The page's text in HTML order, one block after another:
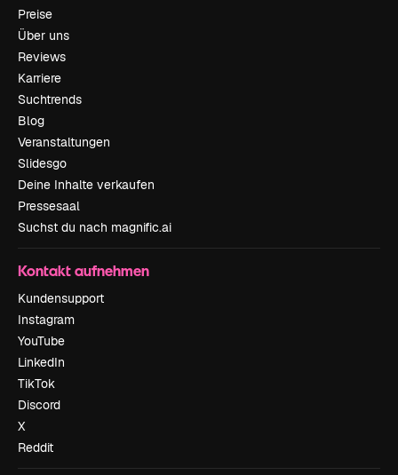
Preise
Über uns
Reviews
Karriere
Suchtrends
Blog
Veranstaltungen
Slidesgo
Deine Inhalte verkaufen
Pressesaal
Suchst du nach magnific.ai
Kontakt aufnehmen
Kundensupport
Instagram
YouTube
LinkedIn
TikTok
Discord
X
Reddit